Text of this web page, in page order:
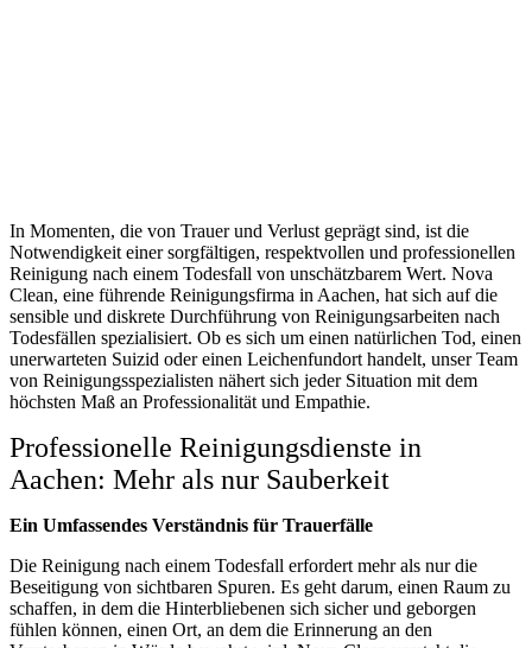
In Momenten, die von Trauer und Verlust geprägt sind, ist die
Notwendigkeit einer sorgfältigen, respektvollen und professionellen
Reinigung nach einem Todesfall von unschätzbarem Wert. Nova
Clean, eine führende Reinigungsfirma in Aachen, hat sich auf die
sensible und diskrete Durchführung von Reinigungsarbeiten nach
Todesfällen spezialisiert. Ob es sich um einen natürlichen Tod, einen
unerwarteten Suizid oder einen Leichenfundort handelt, unser Team
von Reinigungsspezialisten nähert sich jeder Situation mit dem
höchsten Maß an Professionalität und Empathie.
Professionelle Reinigungsdienste in
Aachen: Mehr als nur Sauberkeit
Ein Umfassendes Verständnis für Trauerfälle
Die Reinigung nach einem Todesfall erfordert mehr als nur die
Beseitigung von sichtbaren Spuren. Es geht darum, einen Raum zu
schaffen, in dem die Hinterbliebenen sich sicher und geborgen
fühlen können, einen Ort, an dem die Erinnerung an den